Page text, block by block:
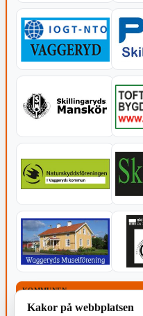
KOMMUNEN
Kakor på webbplatsen